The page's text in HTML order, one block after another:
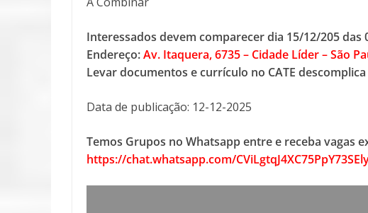
Interessados devem comparecer dia 15/12/205 das
Endereço:Av. Itaquera, 6735 – Cidade Líder – São
Levar documentos e currículo no CATE
Data de publicação: 12-12-2025
Temos Grupos no Whatsapp entre e receba vagas
https://chat.whatsapp.com/